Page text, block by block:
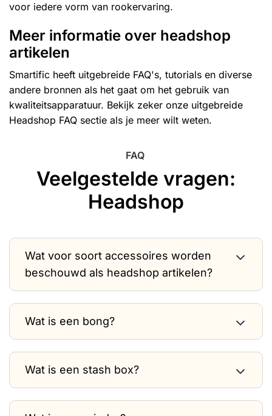
voor iedere vorm van rookervaring.
Meer informatie over headshop
artikelen
Smartific heeft uitgebreide FAQ's, tutorials en diverse
andere bronnen als het gaat om het gebruik van
kwaliteitsapparatuur. Bekijk zeker onze uitgebreide
Headshop FAQ sectie als je meer wilt weten.
FAQ
Veelgestelde vragen:
Headshop
Wat voor soort accessoires worden
beschouwd als headshop artikelen?
Wat is een bong?
Wat is een stash box?